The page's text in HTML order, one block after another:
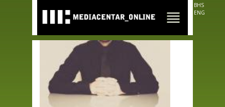
main
content
BHS
ENG